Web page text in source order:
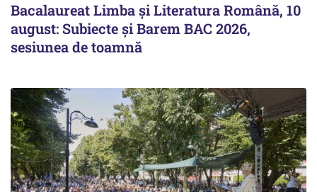
Bacalaureat Limba și Literatura Română, 10
august: Subiecte și Barem BAC 2026,
sesiunea de toamnă